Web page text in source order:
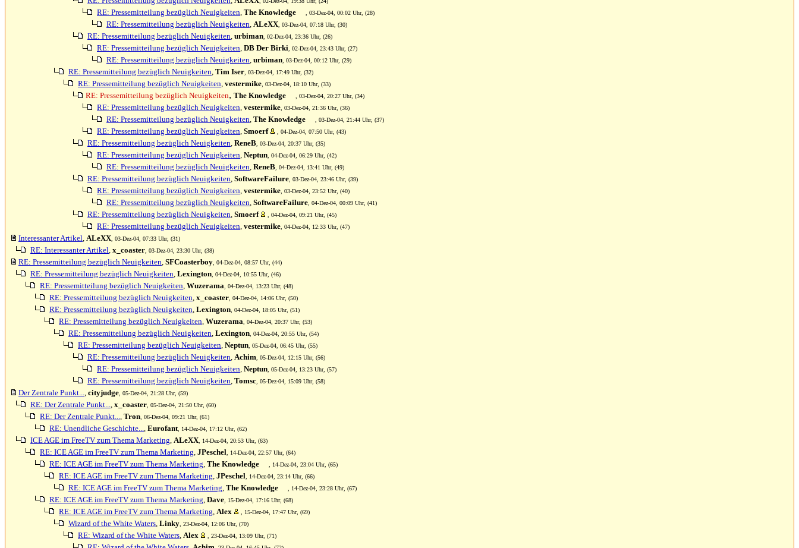
RE: Pressemitteilung bezüglich Neuigkeiten, The Knowledge , 03-Dez-04, 00:02 Uhr, (28)
RE: Pressemitteilung bezüglich Neuigkeiten, ALeXX , 03-Dez-04, 07:18 Uhr, (30)
RE: Pressemitteilung bezüglich Neuigkeiten, urbiman , 02-Dez-04, 23:36 Uhr, (26)
RE: Pressemitteilung bezüglich Neuigkeiten, DB Der Birki , 02-Dez-04, 23:43 Uhr, (27)
RE: Pressemitteilung bezüglich Neuigkeiten, urbiman , 03-Dez-04, 00:12 Uhr, (29)
RE: Pressemitteilung bezüglich Neuigkeiten, Tim Iser , 03-Dez-04, 17:49 Uhr, (32)
RE: Pressemitteilung bezüglich Neuigkeiten, vestermike , 03-Dez-04, 18:10 Uhr, (33)
RE: Pressemitteilung bezüglich Neuigkeiten, The Knowledge , 03-Dez-04, 20:27 Uhr, (34)
RE: Pressemitteilung bezüglich Neuigkeiten, vestermike , 03-Dez-04, 21:36 Uhr, (36)
RE: Pressemitteilung bezüglich Neuigkeiten, The Knowledge , 03-Dez-04, 21:44 Uhr, (37)
RE: Pressemitteilung bezüglich Neuigkeiten, Smoerf , 04-Dez-04, 07:50 Uhr, (43)
RE: Pressemitteilung bezüglich Neuigkeiten, ReneB , 03-Dez-04, 20:37 Uhr, (35)
RE: Pressemitteilung bezüglich Neuigkeiten, Neptun , 04-Dez-04, 06:29 Uhr, (42)
RE: Pressemitteilung bezüglich Neuigkeiten, ReneB , 04-Dez-04, 13:41 Uhr, (49)
RE: Pressemitteilung bezüglich Neuigkeiten, SoftwareFailure , 03-Dez-04, 23:46 Uhr, (39)
RE: Pressemitteilung bezüglich Neuigkeiten, vestermike , 03-Dez-04, 23:52 Uhr, (40)
RE: Pressemitteilung bezüglich Neuigkeiten, SoftwareFailure , 04-Dez-04, 00:09 Uhr, (41)
RE: Pressemitteilung bezüglich Neuigkeiten, Smoerf , 04-Dez-04, 09:21 Uhr, (45)
RE: Pressemitteilung bezüglich Neuigkeiten, vestermike , 04-Dez-04, 12:33 Uhr, (47)
Interessanter Artikel, ALeXX , 03-Dez-04, 07:33 Uhr, (31)
RE: Interessanter Artikel, x_coaster , 03-Dez-04, 23:30 Uhr, (38)
RE: Pressemitteilung bezüglich Neuigkeiten, SFCoasterboy , 04-Dez-04, 08:57 Uhr, (44)
RE: Pressemitteilung bezüglich Neuigkeiten, Lexington , 04-Dez-04, 10:55 Uhr, (46)
RE: Pressemitteilung bezüglich Neuigkeiten, Wuzerama , 04-Dez-04, 13:23 Uhr, (48)
RE: Pressemitteilung bezüglich Neuigkeiten, x_coaster , 04-Dez-04, 14:06 Uhr, (50)
RE: Pressemitteilung bezüglich Neuigkeiten, Lexington , 04-Dez-04, 18:05 Uhr, (51)
RE: Pressemitteilung bezüglich Neuigkeiten, Wuzerama , 04-Dez-04, 20:37 Uhr, (53)
RE: Pressemitteilung bezüglich Neuigkeiten, Lexington , 04-Dez-04, 20:55 Uhr, (54)
RE: Pressemitteilung bezüglich Neuigkeiten, Neptun , 05-Dez-04, 06:45 Uhr, (55)
RE: Pressemitteilung bezüglich Neuigkeiten, Achim , 05-Dez-04, 12:15 Uhr, (56)
RE: Pressemitteilung bezüglich Neuigkeiten, Neptun , 05-Dez-04, 13:23 Uhr, (57)
RE: Pressemitteilung bezüglich Neuigkeiten, Tomsc , 05-Dez-04, 15:09 Uhr, (58)
Der Zentrale Punkt..., cityjudge , 05-Dez-04, 21:28 Uhr, (59)
RE: Der Zentrale Punkt..., x_coaster , 05-Dez-04, 21:50 Uhr, (60)
RE: Der Zentrale Punkt..., Tron , 06-Dez-04, 09:21 Uhr, (61)
RE: Unendliche Geschichte..., Eurofant , 14-Dez-04, 17:12 Uhr, (62)
ICE AGE im FreeTV zum Thema Marketing, ALeXX , 14-Dez-04, 20:53 Uhr, (63)
RE: ICE AGE im FreeTV zum Thema Marketing, JPeschel , 14-Dez-04, 22:57 Uhr, (64)
RE: ICE AGE im FreeTV zum Thema Marketing, The Knowledge , 14-Dez-04, 23:04 Uhr, (65)
RE: ICE AGE im FreeTV zum Thema Marketing, JPeschel , 14-Dez-04, 23:14 Uhr, (66)
RE: ICE AGE im FreeTV zum Thema Marketing, The Knowledge , 14-Dez-04, 23:28 Uhr, (67)
RE: ICE AGE im FreeTV zum Thema Marketing, Dave , 15-Dez-04, 17:16 Uhr, (68)
RE: ICE AGE im FreeTV zum Thema Marketing, Alex , 15-Dez-04, 17:47 Uhr, (69)
Wizard of the White Waters, Linky , 23-Dez-04, 12:06 Uhr, (70)
RE: Wizard of the White Waters, Alex , 23-Dez-04, 13:09 Uhr, (71)